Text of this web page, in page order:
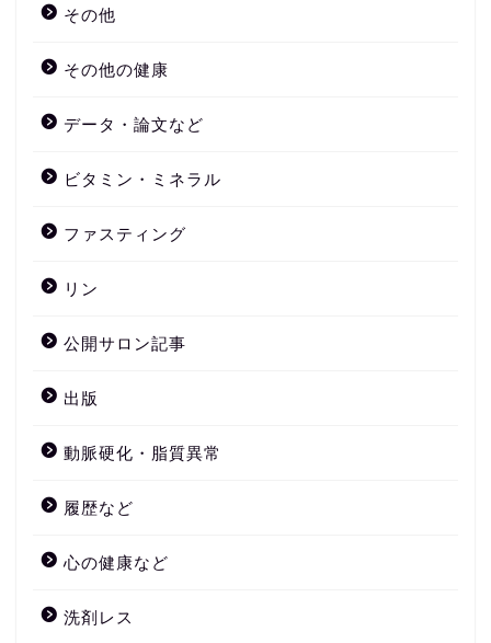
その他
その他の健康
データ・論文など
ビタミン・ミネラル
ファスティング
リン
公開サロン記事
出版
動脈硬化・脂質異常
履歴など
心の健康など
洗剤レス